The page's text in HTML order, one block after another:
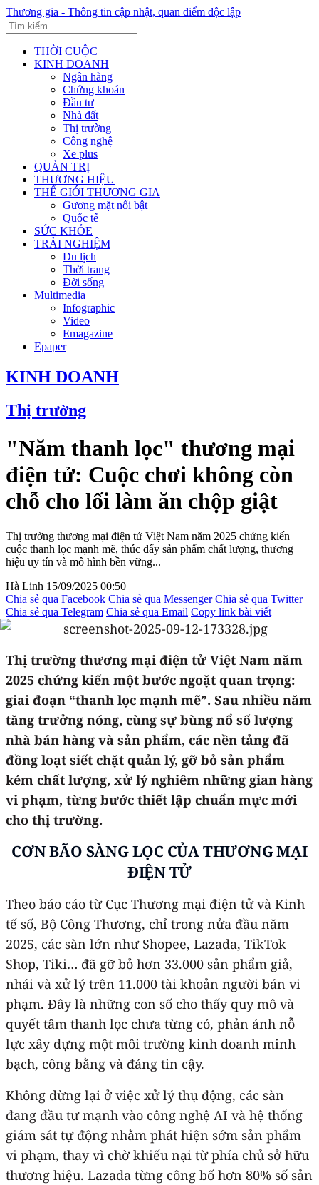
Thương gia - Thông tin cập nhật, quan điểm độc lập
THỜI CUỘC
KINH DOANH
Ngân hàng
Chứng khoán
Đầu tư
Nhà đất
Thị trường
Công nghệ
Xe plus
QUẢN TRỊ
THƯƠNG HIỆU
THẾ GIỚI THƯƠNG GIA
Gương mặt nổi bật
Quốc tế
SỨC KHỎE
TRẢI NGHIỆM
Du lịch
Thời trang
Đời sống
Multimedia
Infographic
Video
Emagazine
Epaper
KINH DOANH
Thị trường
"Năm thanh lọc" thương mại
điện tử: Cuộc chơi không còn
chỗ cho lối làm ăn chộp giật
Thị trường thương mại điện tử Việt Nam năm 2025 chứng kiến
cuộc thanh lọc mạnh mẽ, thúc đẩy sản phẩm chất lượng, thương
hiệu uy tín và mô hình bền vững...
Hà Linh 15/09/2025 00:50
Chia sẻ qua Facebook Chia sẻ qua Messenger Chia sẻ qua Twitter
Chia sẻ qua Telegram Chia sẻ qua Email Copy link bài viết
Thị trường thương mại điện tử Việt Nam năm
2025 chứng kiến một bước ngoặt quan trọng:
giai đoạn “thanh lọc mạnh mẽ”. Sau nhiều năm
tăng trưởng nóng, cùng sự bùng nổ số lượng
nhà bán hàng và sản phẩm, các nền tảng đã
đồng loạt siết chặt quản lý, gỡ bỏ sản phẩm
kém chất lượng, xử lý nghiêm những gian hàng
vi phạm, từng bước thiết lập chuẩn mực mới
cho thị trường.
CƠN BÃO SÀNG LỌC CỦA THƯƠNG MẠI
ĐIỆN TỬ
Theo báo cáo từ Cục Thương mại điện tử và Kinh
tế số, Bộ Công Thương, chỉ trong nửa đầu năm
2025, các sàn lớn như Shopee, Lazada, TikTok
Shop, Tiki… đã gỡ bỏ hơn 33.000 sản phẩm giả,
nhái và xử lý trên 11.000 tài khoản người bán vi
phạm. Đây là những con số cho thấy quy mô và
quyết tâm thanh lọc chưa từng có, phản ánh nỗ
lực xây dựng một môi trường kinh doanh minh
bạch, công bằng và đáng tin cậy.
Không dừng lại ở việc xử lý thụ động, các sàn
đang đầu tư mạnh vào công nghệ AI và hệ thống
giám sát tự động nhằm phát hiện sớm sản phẩm
vi phạm, thay vì chờ khiếu nại từ phía chủ sở hữu
thương hiệu. Lazada từng công bố hơn 80% số sản